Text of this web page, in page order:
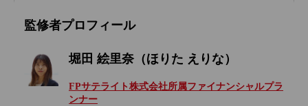
監修者プロフィール
堀田 絵里奈（ほりた えりな）
FPサテライト株式会社所属ファイナンシャルプラ
ンナー